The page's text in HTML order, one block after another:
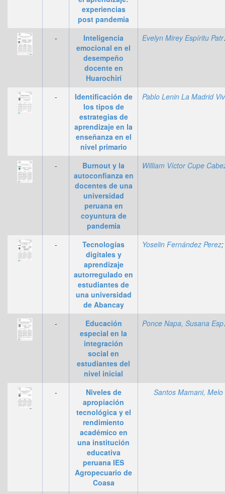
experiencias
post pandemia
-
Inteligencia
emocional en el
desempeño
docente en
Huarochirí
-
Identificación de
los tipos de
estrategias de
aprendizaje en la
enseñanza en el
nivel primario
-
Burnout y la
autoconfianza en
docentes de una
universidad
peruana en
coyuntura de
pandemia
-
Tecnologías
digitales y
aprendizaje
autorregulado en
estudiantes de
una universidad
de Abancay
Yoselin Fernández Perez;
-
Educación
especial en la
integración
social en
estudiantes del
nivel inicial
-
Niveles de
apropiación
tecnológica y el
rendimiento
académico en
una institución
educativa
peruana IES
Agropecuario de
Coasa
Santos Mamani, Melo